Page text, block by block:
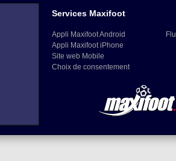
Services Maxifoot
Appli Maxifoot Android
Appli Maxifoot iPhone
Site web Mobile
Choix de consentement